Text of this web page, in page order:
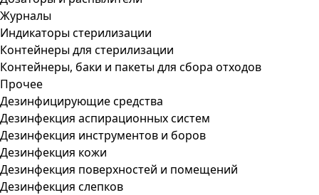
Журналы
Индикаторы стерилизации
Контейнеры для стерилизации
Контейнеры, баки и пакеты для сбора отходов
Прочее
Дезинфицирующие средства
Дезинфекция аспирационных систем
Дезинфекция инструментов и боров
Дезинфекция кожи
Дезинфекция поверхностей и помещений
Дезинфекция слепков